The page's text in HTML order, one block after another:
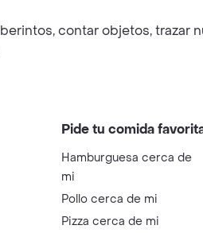
contar objetos, trazar
Pide tu comida
Hamburguesa cerca de
mi
Pollo cerca de mi
Pizza cerca de mi